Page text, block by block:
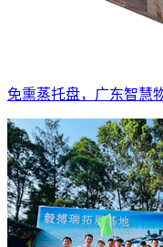
免熏蒸托盘，广东智慧